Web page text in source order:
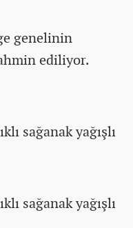
genelinin
ediliyor.
sağanak yağışlı
sağanak yağışlı